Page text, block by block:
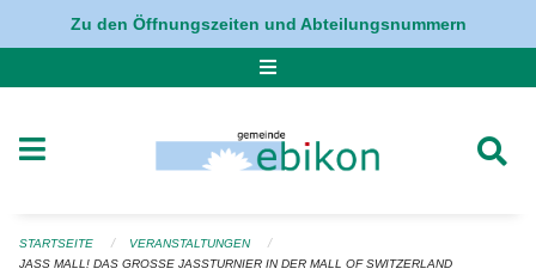
Navigation überspringen
Zu den Öffnungszeiten und Abteilungsnummern
STARTSEITE
VERANSTALTUNGEN
JASS MALL! DAS GROSSE JASSTURNIER IN DER MALL OF SWITZERLAND